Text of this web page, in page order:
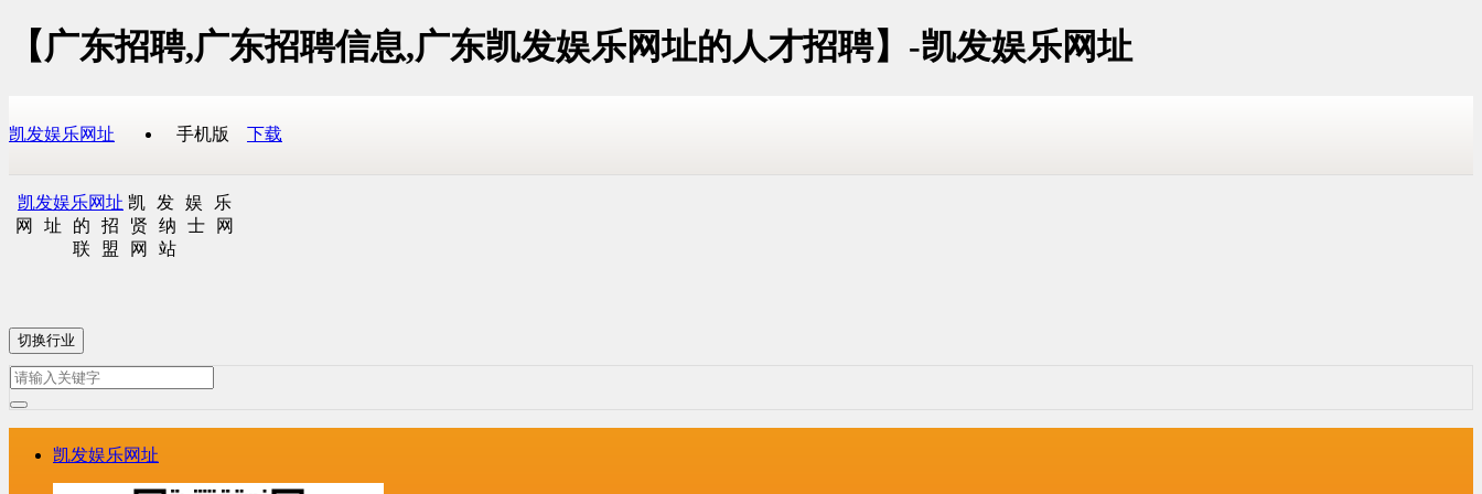
【广东招聘,广东招聘信息,广东凯发娱乐网址的人才招聘】-凯发娱乐网址
凯发娱乐网址 手机版 下载
凯发娱乐网址 凯发娱乐
网址的招贤纳士网
联盟网站
切换行业
凯发娱乐网址